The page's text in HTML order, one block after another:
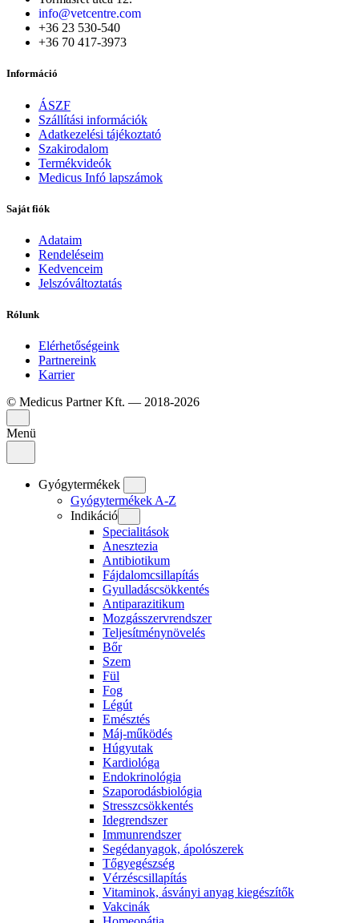
info@vetcentre.com
+36 23 530-540
+36 70 417-3973
Információ
ÁSZF
Szállítási információk
Adatkezelési tájékoztató
Szakirodalom
Termékvideók
Medicus Infó lapszámok
Saját fiók
Adataim
Rendeléseim
Kedvenceim
Jelszóváltoztatás
Rólunk
Elérhetőségeink
Partnereink
Karrier
© Medicus Partner Kft. — 2018-2026
Menü
Gyógytermékek
Gyógytermékek A-Z
Indikáció
Specialitások
Anesztezia
Antibiotikum
Fájdalomcsillapítás
Gyulladáscsökkentés
Antiparazitikum
Mozgásszervrendszer
Teljesítménynövelés
Bőr
Szem
Fül
Fog
Légút
Emésztés
Máj-működés
Húgyutak
Kardiológa
Endokrinológia
Szaporodásbiológia
Stresszcsökkentés
Idegrendszer
Immunrendszer
Segédanyagok, ápolószerek
Tőgyegészség
Vérzéscsillapítás
Vitaminok, ásványi anyag kiegészítők
Vakcinák